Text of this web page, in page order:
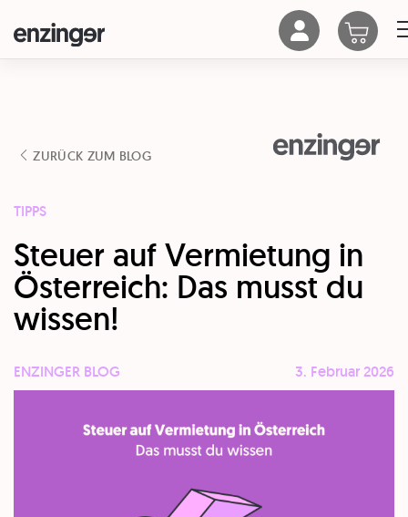
ZURÜCK ZUM BLOG
TIPPS
Steuer auf Vermietung in
Österreich: Das musst du
wissen!
ENZINGER BLOG 3. Februar 2026